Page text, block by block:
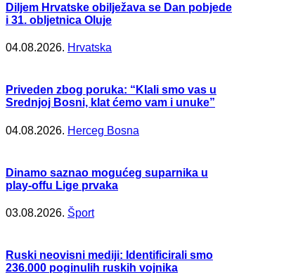
Diljem Hrvatske obilježava se Dan pobjede
i 31. obljetnica Oluje
04.08.2026. Hrvatska
Priveden zbog poruka: “Klali smo vas u
Srednjoj Bosni, klat ćemo vam i unuke”
04.08.2026. Herceg Bosna
Dinamo saznao mogućeg suparnika u
play-offu Lige prvaka
03.08.2026. Šport
Ruski neovisni mediji: Identificirali smo
236.000 poginulih ruskih vojnika